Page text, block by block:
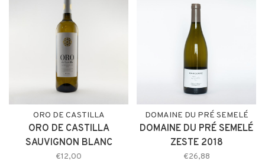
ORO DE CASTILLA
ORO DE CASTILLA
SAUVIGNON BLANC
€12,00
DOMAINE DU PRÉ SEMELÉ
DOMAINE DU PRÉ SEMELÉ
ZESTE 2018
€26,88